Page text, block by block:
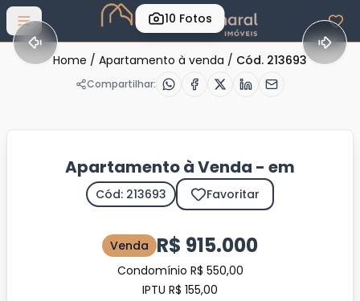
Abrir menu
10 Fotos
Home / Apartamento à venda / Cód. 213693
Compartilhar:
Apartamento à Venda - em
Cód: 213693 Favoritar
Venda R$ 915.000
Condomínio R$ 550,00
IPTU R$ 155,00